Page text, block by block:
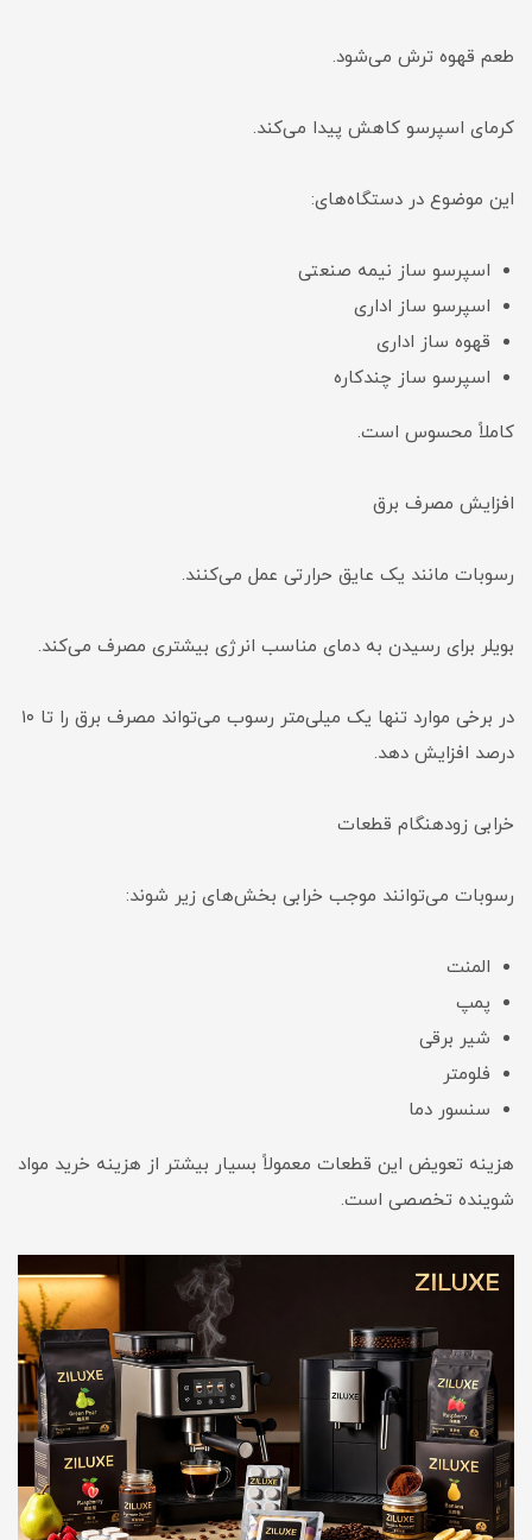
طعم قهوه ترش می‌شود.
کرمای اسپرسو کاهش پیدا می‌کند.
این موضوع در دستگاه‌های:
اسپرسو ساز نیمه صنعتی
اسپرسو ساز اداری
قهوه ساز اداری
اسپرسو ساز چندکاره
کاملاً محسوس است.
افزایش مصرف برق
رسوبات مانند یک عایق حرارتی عمل می‌کنند.
بویلر برای رسیدن به دمای مناسب انرژی بیشتری مصرف می‌کند.
در برخی موارد تنها یک میلی‌متر رسوب می‌تواند مصرف برق را تا ۱۰
درصد افزایش دهد.
خرابی زودهنگام قطعات
رسوبات می‌توانند موجب خرابی بخش‌های زیر شوند:
المنت
پمپ
شیر برقی
فلومتر
سنسور دما
هزینه تعویض این قطعات معمولاً بسیار بیشتر از هزینه خرید مواد
شوینده تخصصی است.